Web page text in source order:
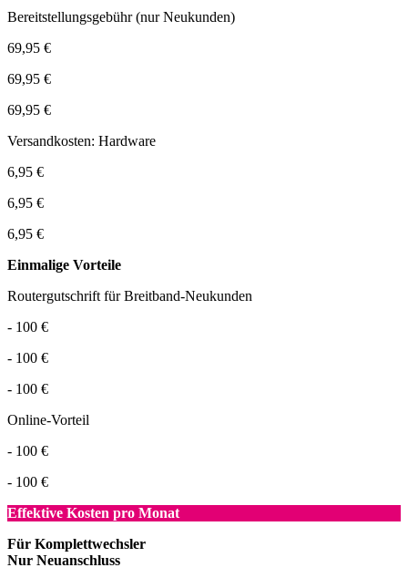
Bereitstellungsgebühr (nur Neukunden)
69,95 €
69,95 €
69,95 €
Versandkosten: Hardware
6,95 €
6,95 €
6,95 €
Einmalige Vorteile
Routergutschrift für Breitband-Neukunden
- 100 €
- 100 €
- 100 €
Online-Vorteil
- 100 €
- 100 €
Effektive Kosten pro Monat
Für Komplettwechsler
Nur Neuanschluss